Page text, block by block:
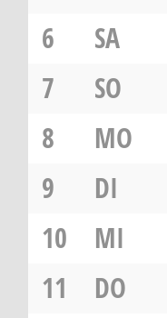
6
SA
7
SO
8
MO
9
DI
10
MI
11
DO